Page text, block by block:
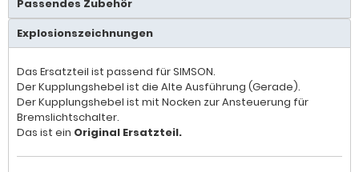
Passendes Zubehör
Explosionszeichnungen
Das Ersatzteil ist passend für SIMSON.
Der Kupplungshebel ist die Alte Ausführung (Gerade).
Der Kupplungshebel ist mit Nocken zur Ansteuerung für
Bremslichtschalter.
Das ist ein Original Ersatzteil.